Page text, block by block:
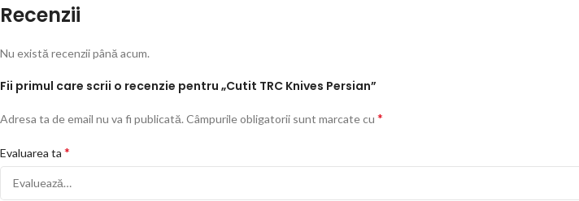
Recenzii
Nu există recenzii până acum.
Fii primul care scrii o recenzie pentru „Cutit TRC Knives Persian”
Adresa ta de email nu va fi publicată. Câmpurile obligatorii sunt marcate cu *
Evaluarea ta *